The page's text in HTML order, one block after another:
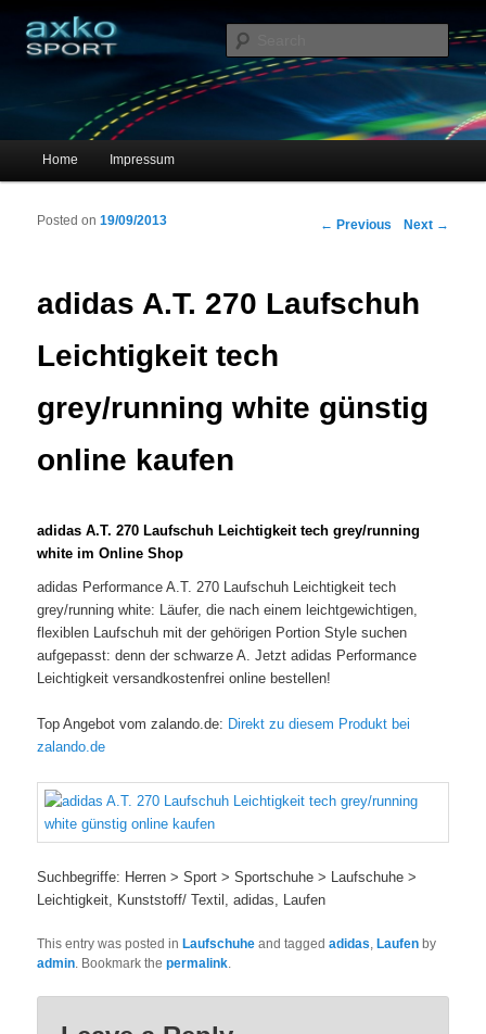
axko-sport – Sportschuhe online
Main menu
Skip to primary content
Skip to secondary content
Home Impressum
Post navigation
← Previous Next →
adidas A.T. 270 Laufschuh
Leichtigkeit tech
grey/running white günstig
online kaufen
Posted on19/09/2013
adidas A.T. 270 Laufschuh Leichtigkeit tech grey/running
white im Online Shop
adidas Performance A.T. 270 Laufschuh Leichtigkeit tech
grey/running white: Läufer, die nach einem leichtgewichtigen,
flexiblen Laufschuh mit der gehörigen Portion Style suchen
aufgepasst: denn der schwarze A. Jetzt adidas Performance
Leichtigkeit versandkostenfrei online bestellen!
Top Angebot vom zalando.de: Direkt zu diesem Produkt bei
zalando.de
Suchbegriffe: Herren > Sport > Sportschuhe > Laufschuhe >
Leichtigkeit, Kunststoff/ Textil, adidas, Laufen
This entry was posted inLaufschuhe and taggedadidas,Laufen by
admin. Bookmark thepermalink.